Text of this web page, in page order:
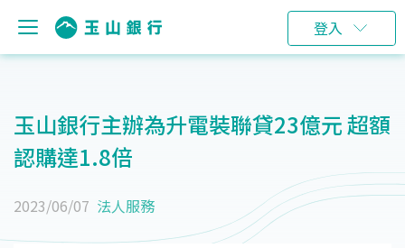
登入
玉山銀行主辦為升電裝聯貸23億元 超額
認購達1.8倍
2023/06/07 法人服務